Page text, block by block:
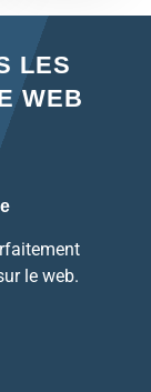
LES
WEB
le web.